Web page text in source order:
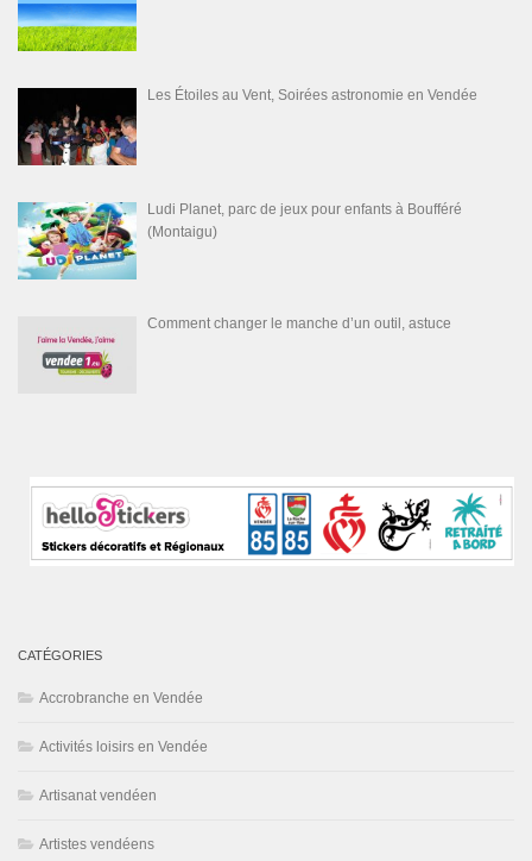
Les Étoiles au Vent, Soirées astronomie en Vendée
Ludi Planet, parc de jeux pour enfants à Boufféré
(Montaigu)
Comment changer le manche d’un outil, astuce
CATÉGORIES
Accrobranche en Vendée
Activités loisirs en Vendée
Artisanat vendéen
Artistes vendéens